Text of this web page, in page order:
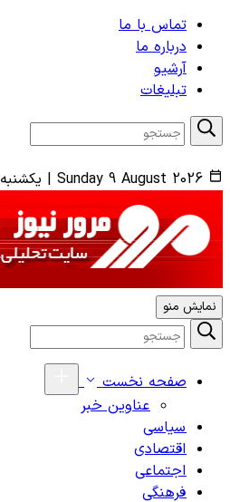
تماس با ما
درباره ما
آرشیو
تبلیغات
Sunday 9 August 2026
| یکشنبه ۱۸ مرداد ۱۴۰۵
نمایش منو
صفحه نخست
عناوین خبر
سیاسی
اقتصادی
اجتماعی
فرهنگی